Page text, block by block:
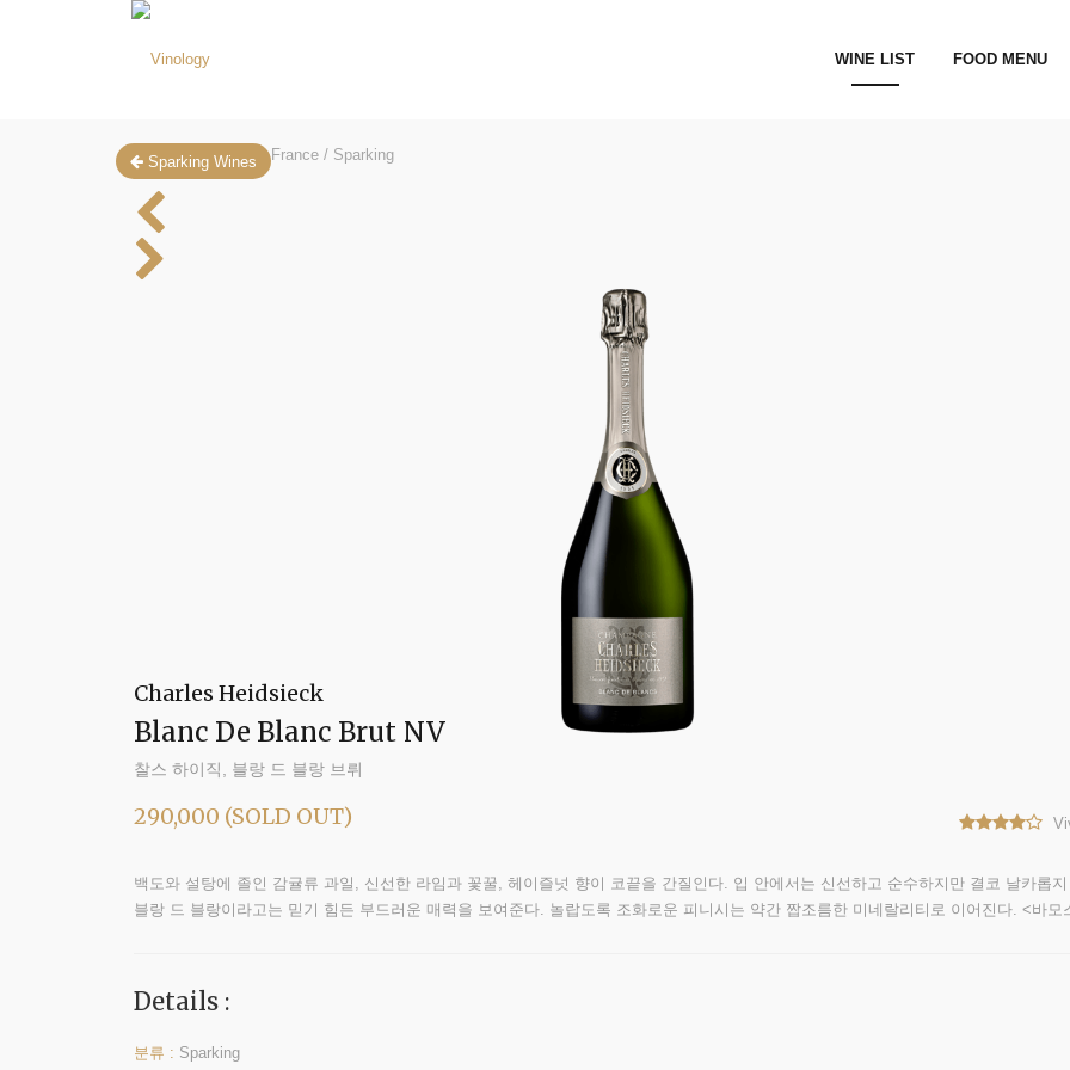
WINE LIST FOOD MENU
Sparking Wines France / Sparking
Charles Heidsieck
Blanc De Blanc Brut NV
찰스 하이직, 블랑 드 블랑 브뤼
290,000 (SOLD OUT)
백도와 설탕에 졸인 감귤류 과일, 신선한 라임과 꽃꿀, 헤이즐넛 향이 코끝을 간질인다. 입 안에서는 신선하고 순수하지만 결코 날카롭
블랑 드 블랑이라고는 믿기 힘든 부드러운 매력을 보여준다. 놀랍도록 조화로운 피니시는 약간 짭조름한 미네랄리티로 이어진다. <바모
Details :
분류 : Sparking